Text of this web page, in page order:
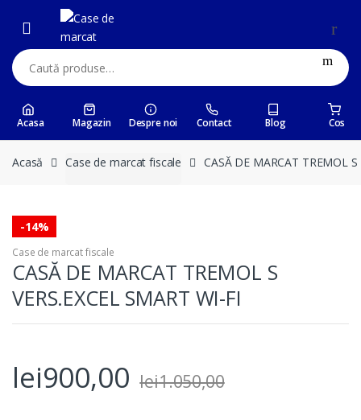
navigation
content
Caută:
Acasa Magazin Despre noi Contact Blog Cos
Acasă Case de marcat fiscale CASĂ DE MARCAT TREMOL S
-14%
Case de marcat fiscale
CASĂ DE MARCAT TREMOL S
VERS.EXCEL SMART WI-FI
lei900,00 lei1.050,00